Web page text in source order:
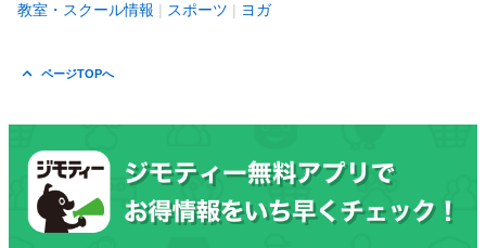
教室・スクール情報 スポーツ ヨガ
ページTOPへ